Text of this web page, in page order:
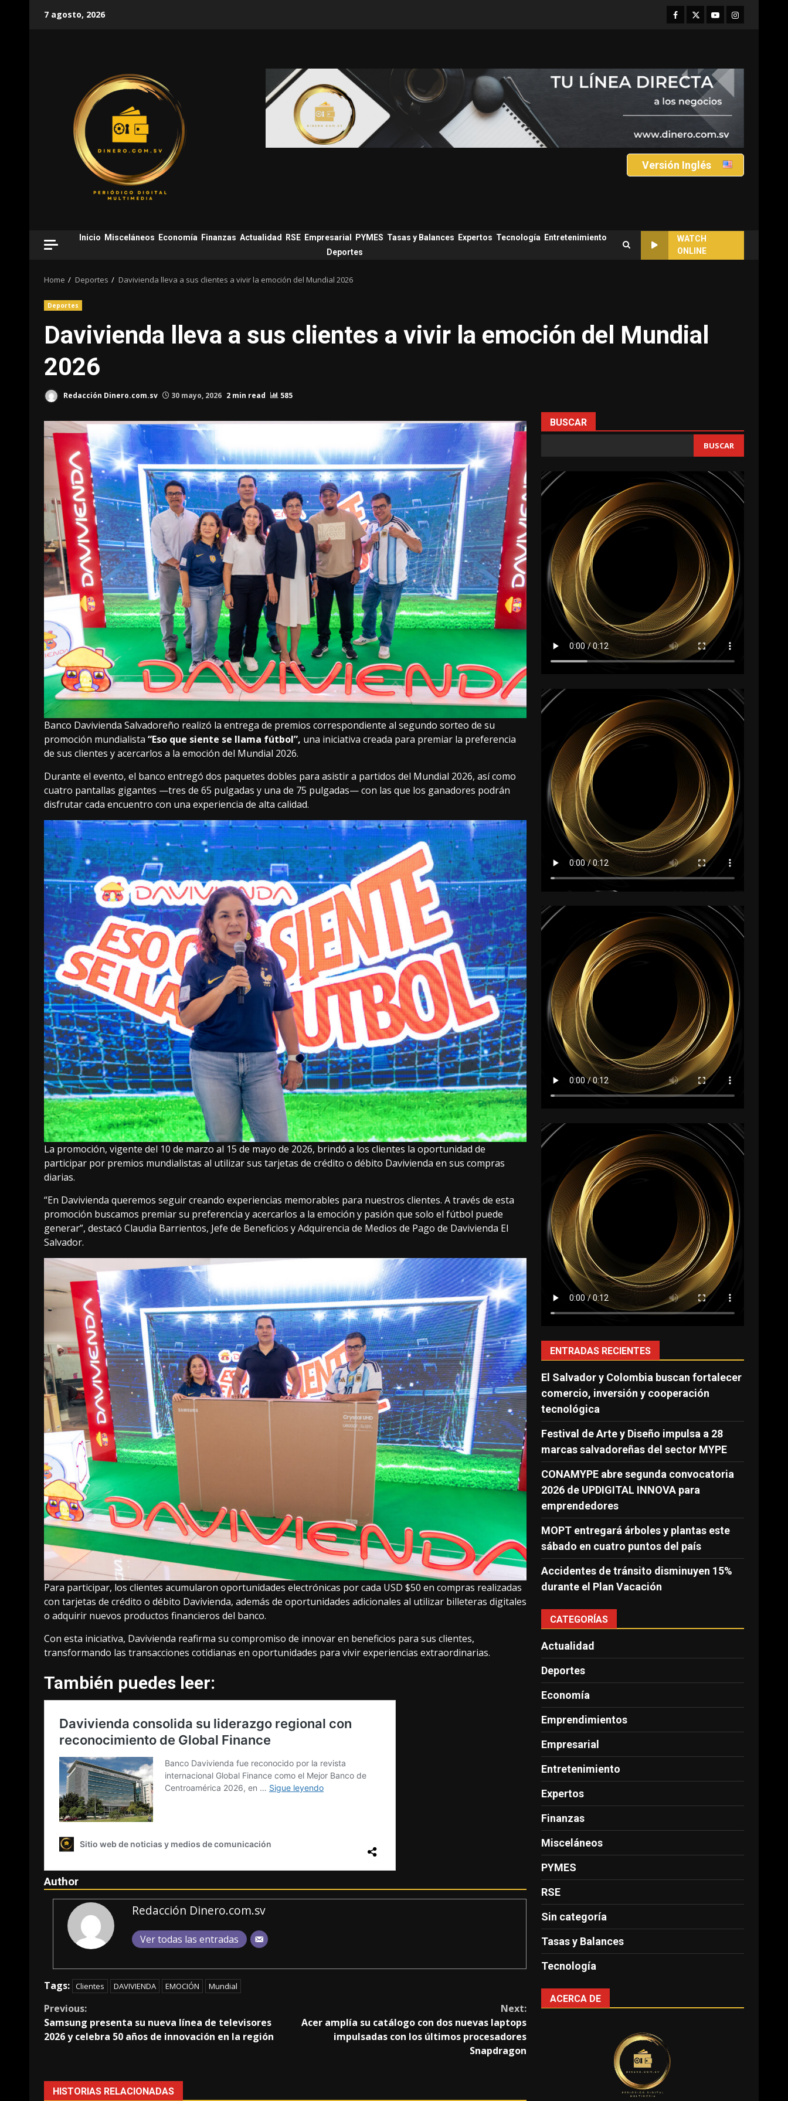
7 agosto, 2026 Facebook
TwitterYoutubeInstagram
Versión Inglés
Inicio Misceláneos Economía Finanzas Actualidad RSE Empresarial PYMES Tasas y Balances Expertos Tecnología
Entretenimiento
Deportes
WATCH
ONLINE
Home Deportes Davivienda lleva a sus clientes a vivir la emoción del Mundial 2026
Deportes
Davivienda lleva a sus clientes a vivir la emoción del Mundial
2026
Redacción Dinero.com.sv 30 mayo, 2026 2 min read 585
Banco Davivienda Salvadoreño realizó la entrega de premios correspondiente al segundo sorteo de su
promoción mundialista “Eso que siente se llama fútbol”, una iniciativa creada para premiar la preferencia
de sus clientes y acercarlos a la emoción del Mundial 2026.
Durante el evento, el banco entregó dos paquetes dobles para asistir a partidos del Mundial 2026, así como
cuatro pantallas gigantes —tres de 65 pulgadas y una de 75 pulgadas— con las que los ganadores podrán
disfrutar cada encuentro con una experiencia de alta calidad.
La promoción, vigente del 10 de marzo al 15 de mayo de 2026, brindó a los clientes la oportunidad de
participar por premios mundialistas al utilizar sus tarjetas de crédito o débito Davivienda en sus compras
diarias.
“En Davivienda queremos seguir creando experiencias memorables para nuestros clientes. A través de esta
promoción buscamos premiar su preferencia y acercarlos a la emoción y pasión que solo el fútbol puede
generar”, destacó Claudia Barrientos, Jefe de Beneficios y Adquirencia de Medios de Pago de Davivienda El
Salvador.
Para participar, los clientes acumularon oportunidades electrónicas por cada USD $50 en compras realizadas
con tarjetas de crédito o débito Davivienda, además de oportunidades adicionales al utilizar billeteras digitales
o adquirir nuevos productos financieros del banco.
Con esta iniciativa, Davivienda reafirma su compromiso de innovar en beneficios para sus clientes,
transformando las transacciones cotidianas en oportunidades para vivir experiencias extraordinarias.
También puedes leer:
Author
Redacción Dinero.com.sv
Ver todas las entradas
Tags: Clientes DAVIVIENDA EMOCIÓN Mundial
Continue
Reading
Previous:
Samsung presenta su nueva línea de televisores
2026 y celebra 50 años de innovación en la región
Next:
Acer amplía su catálogo con dos nuevas laptops
impulsadas con los últimos procesadores
Snapdragon
HISTORIAS RELACIONADAS
BUSCAR
BUSCAR
ENTRADAS RECIENTES
El Salvador y Colombia buscan fortalecer
comercio, inversión y cooperación
tecnológica
Festival de Arte y Diseño impulsa a 28
marcas salvadoreñas del sector MYPE
CONAMYPE abre segunda convocatoria
2026 de UPDIGITAL INNOVA para
emprendedores
MOPT entregará árboles y plantas este
sábado en cuatro puntos del país
Accidentes de tránsito disminuyen 15%
durante el Plan Vacación
CATEGORÍAS
Actualidad
Deportes
Economía
Emprendimientos
Empresarial
Entretenimiento
Expertos
Finanzas
Misceláneos
PYMES
RSE
Sin categoría
Tasas y Balances
Tecnología
ACERCA DE